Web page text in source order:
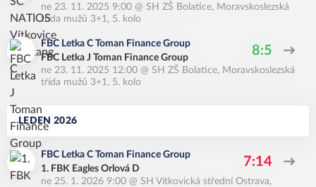
ne 23. 11. 2025 9:00 @ SH ZŠ Bolatice, Moravskoslezská
třída mužů 3+1, 5. kolo
FBC Letka C Toman Finance Group
FBC Letka J Toman Finance Group
8:5
ne 23. 11. 2025 12:00 @ SH ZŠ Bolatice, Moravskoslezská
třída mužů 3+1, 5. kolo
LEDEN 2026
FBC Letka C Toman Finance Group
1. FBK Eagles Orlová D
7:14
ne 25. 1. 2026 9:00 @ SH Vítkovická střední Ostrava,